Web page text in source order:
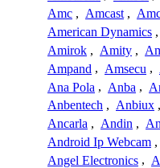
Amc , Amcast ,
American Dynamics ,
Amirok , Amity ,
Ampand , Amsecu ,
Ana Pola , Anba ,
Anbentech , Anbiux ,
Ancarla , Andin ,
Android Ip Webcam ,
Angel Electronics ,